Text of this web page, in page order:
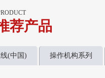
荐产品
(中国) 操作机构系列